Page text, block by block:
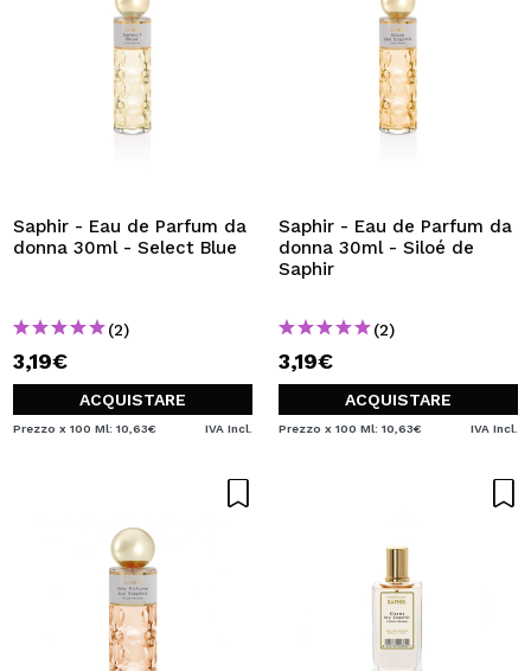
Saphir - Eau de Parfum da
donna 30ml - Select Blue
(2)
3,19€
ACQUISTARE
Prezzo x 100 Ml: 10,63€ IVA Incl.
Saphir - Eau de Parfum da
donna 30ml - Siloé de
Saphir
(2)
3,19€
ACQUISTARE
Prezzo x 100 Ml: 10,63€ IVA Incl.